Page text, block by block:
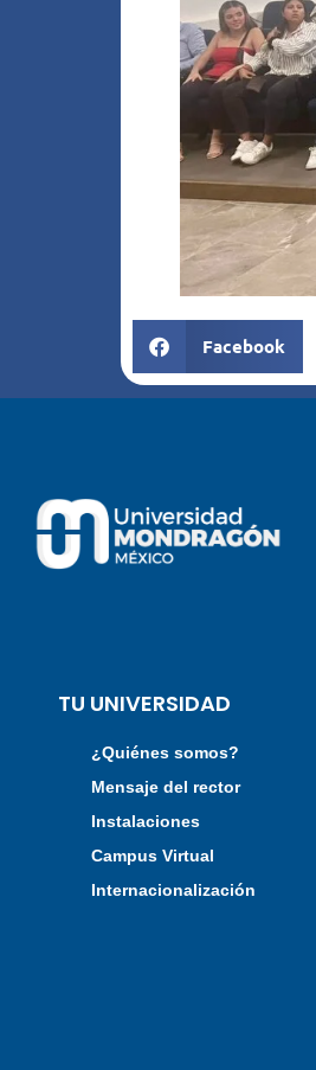
Facebook
TU UNIVERSIDAD
¿Quiénes somos?
Mensaje del rector
Instalaciones
Campus Virtual
Internacionalización